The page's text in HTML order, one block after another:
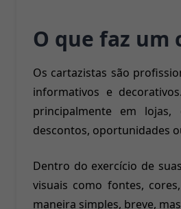
O que faz um
Os cartazistas são
informativos e
principalmente em
descontos, oportunidades
Dentro do exercício de
visuais como fontes,
maneira simples, breve,